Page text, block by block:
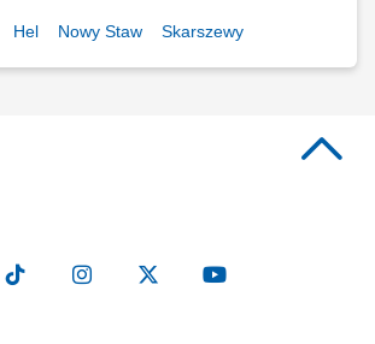
Hel Nowy Staw Skarszewy